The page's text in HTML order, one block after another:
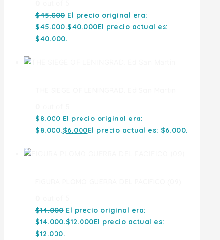
$45.000 El precio original era:
$45.000.$40.000El precio actual es:
$40.000.
$8.000 El precio original era:
$8.000.$6.000El precio actual es: $6.000.
$14.000 El precio original era:
$14.000.$12.000El precio actual es:
$12.000.